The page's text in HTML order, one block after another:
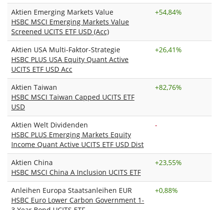
Aktien Emerging Markets Value
HSBC MSCI Emerging Markets Value
Screened UCITS ETF USD (Acc)
+54,84%
Aktien USA Multi-Faktor-Strategie
HSBC PLUS USA Equity Quant Active
UCITS ETF USD Acc
+26,41%
Aktien Taiwan
HSBC MSCI Taiwan Capped UCITS ETF
USD
+82,76%
Aktien Welt Dividenden
HSBC PLUS Emerging Markets Equity
Income Quant Active UCITS ETF USD Dist
-
Aktien China
HSBC MSCI China A Inclusion UCITS ETF
+23,55%
Anleihen Europa Staatsanleihen EUR
HSBC Euro Lower Carbon Government 1-
+0,88%